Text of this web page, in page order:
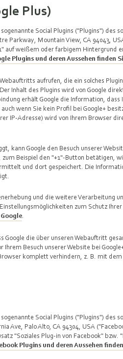
Plus)
Social Plugins ("Plugins") des
Parkway, Mountain View, CA 94043,
auf weißem oder farbigem Hintergrund
Plugins und deren Aussehen finden
aufrufen, die ein solches
Inhalt des Plugins wird von Google
erhält Google die Information,
wenn Sie kein Profil bei Google+
IP-Adresse) wird von Ihrem Browser
kann Google den Besuch unserer
Beispiel den "+1"-Button betätigen,
und dort gespeichert. Die
und die weitere Verarbeitung
zum Schutz
Google die über unseren Webauftritt
Ihrem Besuch unserer Website bei
komplett verhindern, z. B. mit dem
Social Plugins ("Plugins") des
Ave, Palo Alto, CA 94304, USA
"Soziales Plug-in von Facebook" bzw.
Plugins und deren Aussehen